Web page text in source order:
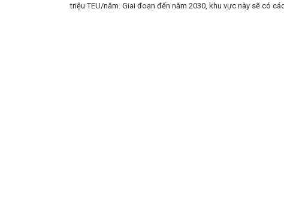
triệu TEU/năm. Giai đoạn đến năm 2030, khu vực này sẽ có